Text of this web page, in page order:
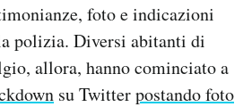
foto e indicazioni
polizia. Diversi abitanti di
allora, hanno cominciato a
su Twitterpostando foto